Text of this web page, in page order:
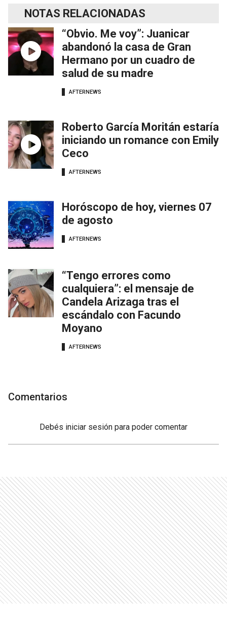
NOTAS RELACIONADAS
“Obvio. Me voy”: Juanicar
abandonó la casa de Gran
Hermano por un cuadro de
salud de su madre
AFTERNEWS
Roberto García Moritán estaría
iniciando un romance con Emily
Ceco
AFTERNEWS
Horóscopo de hoy, viernes 07
de agosto
AFTERNEWS
“Tengo errores como
cualquiera”: el mensaje de
Candela Arizaga tras el
escándalo con Facundo
Moyano
AFTERNEWS
Comentarios
Debés iniciar sesión para poder comentar